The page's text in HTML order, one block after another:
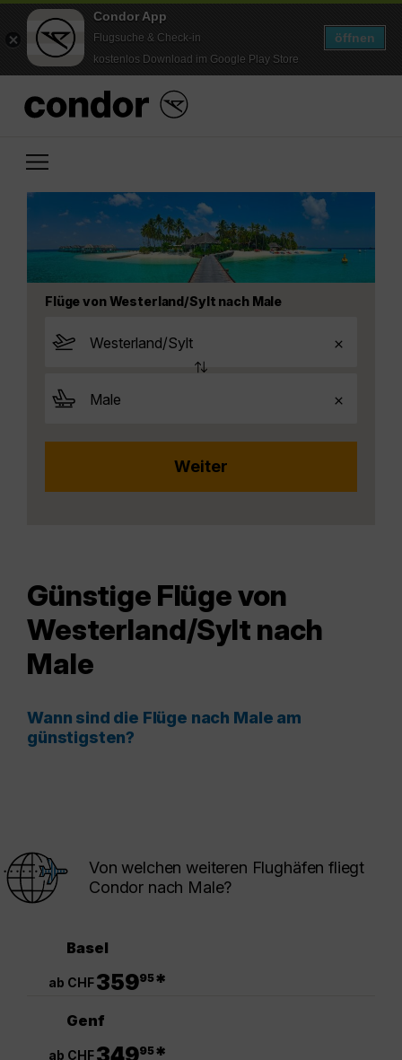
Condor App
Flugsuche & Check-in
kostenlos Download im Google Play Store
öffnen
Flüge von Westerland/Sylt nach Male
Günstige Flüge von
Westerland/Sylt nach
Male
Wann sind die Flüge nach Male am
günstigsten?
Von welchen weiteren Flughäfen fliegt
Condor nach Male?
Basel
ab CHF35995*
Genf
ab CHF 95